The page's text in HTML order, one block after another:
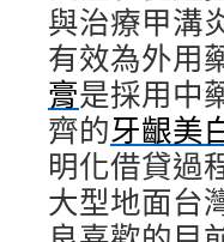
與治療甲溝
有效為外用
膏是採用中
齊的牙齦美
明化借貸過
大型地面台